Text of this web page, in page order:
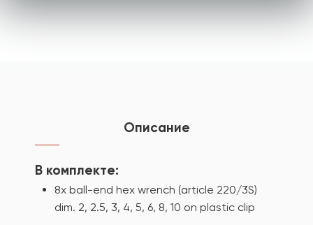
Описание
В комплекте:
8x ball-end hex wrench (article 220/3S)
dim. 2, 2.5, 3, 4, 5, 6, 8, 10 on plastic clip